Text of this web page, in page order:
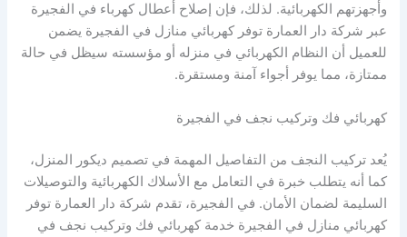
وأجهزتهم الكهربائية. لذلك، فإن إصلاح أعطال كهرباء في الفجيرة
عبر شركة دار العمارة توفر كهربائي منازل في الفجيرة يضمن
للعميل أن النظام الكهربائي في منزله أو مؤسسته سيظل في حالة
ممتازة، مما يوفر أجواء آمنة ومستقرة.
كهربائي فك وتركيب نجف في الفجيرة
يُعد تركيب النجف من التفاصيل المهمة في تصميم ديكور المنزل،
كما أنه يتطلب خبرة في التعامل مع الأسلاك الكهربائية والتوصيلات
السليمة لضمان الأمان. في الفجيرة، تقدم شركة دار العمارة توفر
كهربائي منازل في الفجيرة خدمة كهربائي فك وتركيب نجف في